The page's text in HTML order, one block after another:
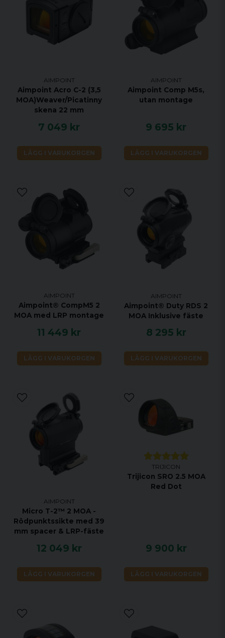
AIMPOINT
Aimpoint Acro C-2 (3,5
MOA)Weaver/Picatinny
skena 22 mm
7 049 kr
LÄGG I VARUKORGEN
AIMPOINT
Aimpoint Comp M5s,
utan montage
9 695 kr
LÄGG I VARUKORGEN
AIMPOINT
Aimpoint® CompM5 2
MOA med LRP montage
11 449 kr
LÄGG I VARUKORGEN
AIMPOINT
Aimpoint® Duty RDS 2
MOA Inklusive fäste
8 295 kr
LÄGG I VARUKORGEN
AIMPOINT
Micro T-2™ 2 MOA -
Rödpunktssikte med 39
mm spacer & LRP-fäste
12 049 kr
LÄGG I VARUKORGEN
TRIJICON
Trijicon SRO 2.5 MOA
Red Dot
9 900 kr
LÄGG I VARUKORGEN